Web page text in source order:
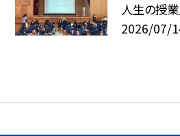
人生の授業
2026/07/